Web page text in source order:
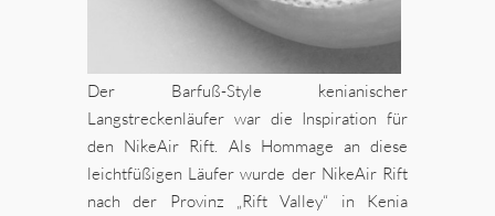
Der Barfuß-Style kenianischer
Langstreckenläufer war die Inspiration für
den NikeAir Rift. Als Hommage an diese
leichtfüßigen Läufer wurde der NikeAir Rift
nach der Provinz „Rift Valley“ in Kenia